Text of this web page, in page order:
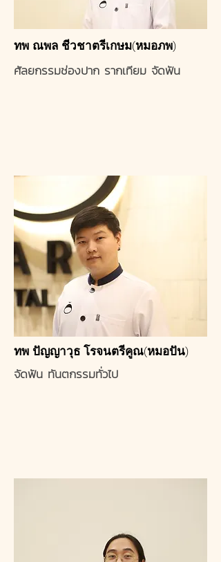
ทพ ณพล ชีวชาตรีเกษม(หมอภพ)
ศัลยกรรมช่องปาก รากเทียม จัดฟัน
ทพ ปัญญาวุธ โรจนตรีคูณ(หมอปัน)
จัดฟัน ทันตกรรมทั่วไป